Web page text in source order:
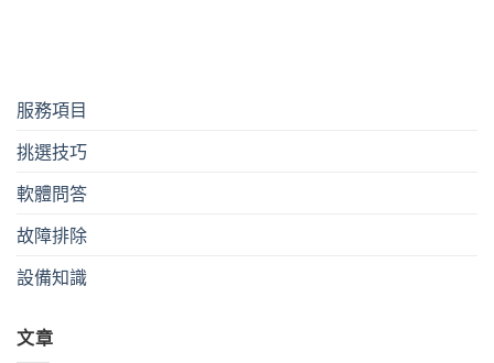
服務項目
挑選技巧
軟體問答
故障排除
設備知識
文章